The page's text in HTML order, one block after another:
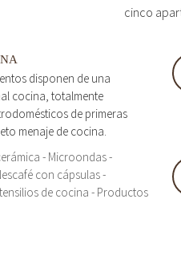
cinco
disponen de una
cocina, totalmente
de primeras
menaje de cocina.
- Microondas -
con cápsulas -
de cocina - Productos